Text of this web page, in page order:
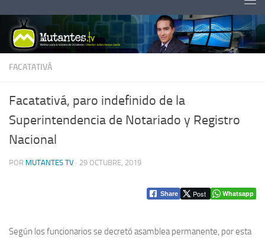
FACATATIVÁ
Facatativá, paro indefinido de la
Superintendencia de Notariado y Registro
Nacional
POR MUTANTES TV · 29 OCTUBRE, 2019
Share Post Whatsapp
Según los funcionarios se decretó asamblea permanente, por esta